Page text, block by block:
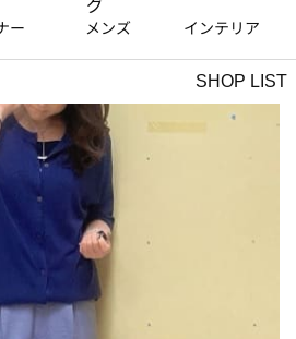
ー メンズ インテリア
SHOP LIST